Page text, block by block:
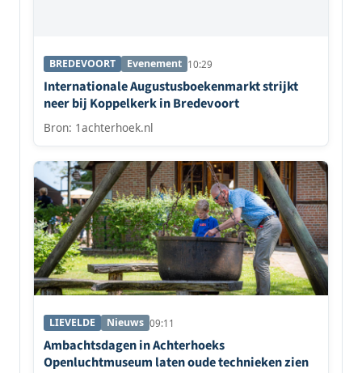
BREDEVOORT Evenement 10:29
Internationale Augustusboekenmarkt strijkt
neer bij Koppelkerk in Bredevoort
Bron: 1achterhoek.nl
LIEVELDE Nieuws 09:11
Ambachtsdagen in Achterhoeks
Openluchtmuseum laten oude technieken zien